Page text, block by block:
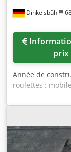
Dinkelsbühl
prix
Année de
roulettes ;